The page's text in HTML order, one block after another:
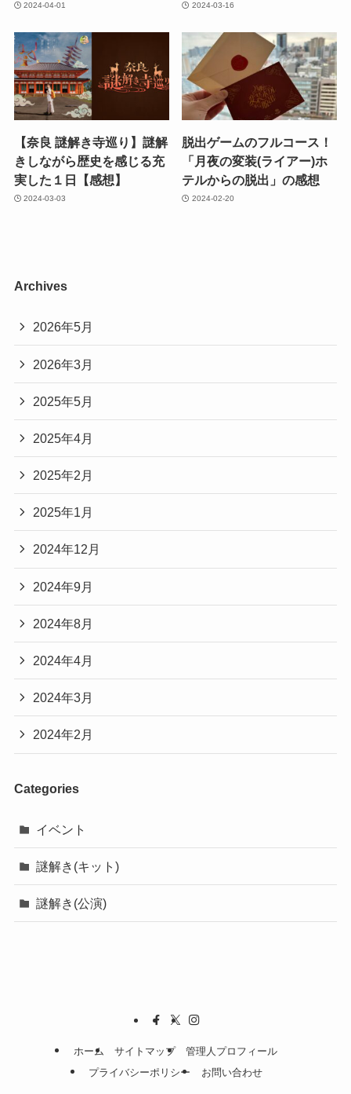
2024-04-01 2024-03-16
【奈良 謎解き寺巡り】謎解
きしながら歴史を感じる充
実した１日【感想】
2024-03-03
脱出ゲームのフルコース！
「月夜の変装(ライアー)ホ
テルからの脱出」の感想
2024-02-20
Archives
2026年5月
2026年3月
2025年5月
2025年4月
2025年2月
2025年1月
2024年12月
2024年9月
2024年8月
2024年4月
2024年3月
2024年2月
Categories
イベント
謎解き(キット)
謎解き(公演)
ホーム サイトマップ
管理人プロフィール
プライバシーポリシー
お問い合わせ